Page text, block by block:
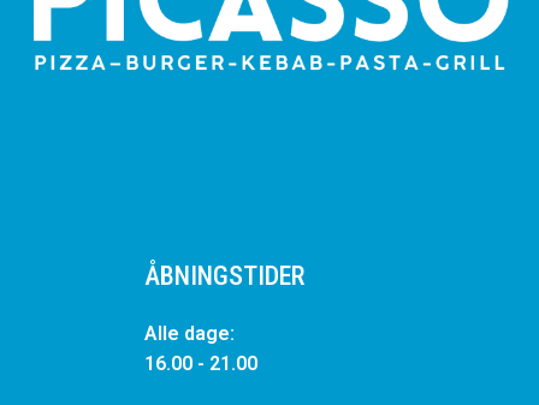
ÅBNINGSTIDER
Alle dage:
16.00 - 21.00